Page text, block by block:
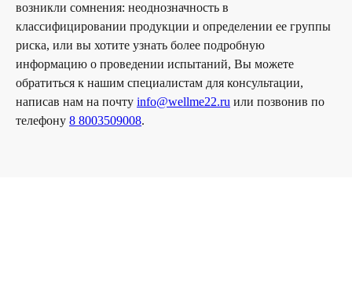
возникли сомнения: неоднозначность в
классифицировании продукции и определении ее группы
риска, или вы хотите узнать более подробную
информацию о проведении испытаний, Вы можете
обратиться к нашим специалистам для консультации,
написав нам на почту info@wellme22.ru или позвонив по
телефону 8 8003509008.